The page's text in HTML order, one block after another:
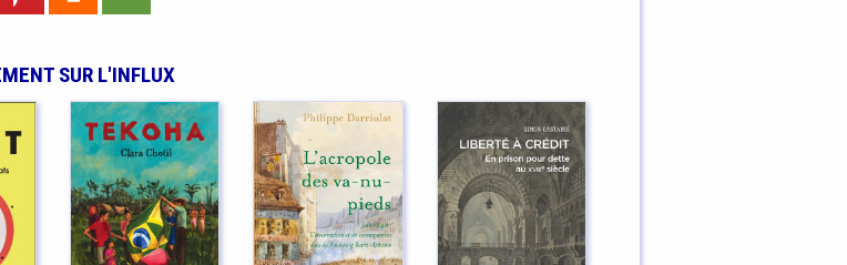
SUR L'INFLUX